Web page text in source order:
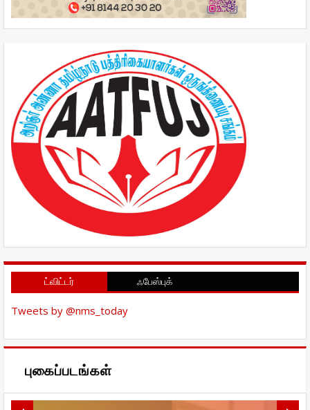
ட்விட்டர் ஃபேஸ்புக்
Tweets by @nms_today
புகைப்படங்கள்